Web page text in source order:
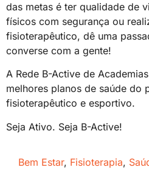
das metas é ter qualidade de
físicos com segurança ou
fisioterapêutico, dê uma
converse com a gente!
A Rede B-Active de
melhores planos de saúde do
fisioterapêutico e esportivo.
Seja Ativo. Seja B-Active!
Bem Estar, Fisioterapia,